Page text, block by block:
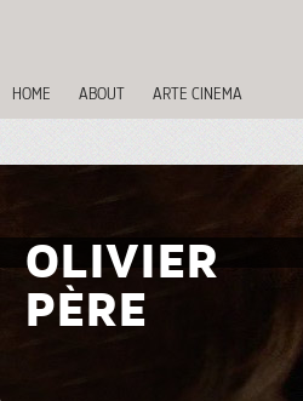
HOME ABOUT ARTE CINEMA
OLIVIER
PÈRE